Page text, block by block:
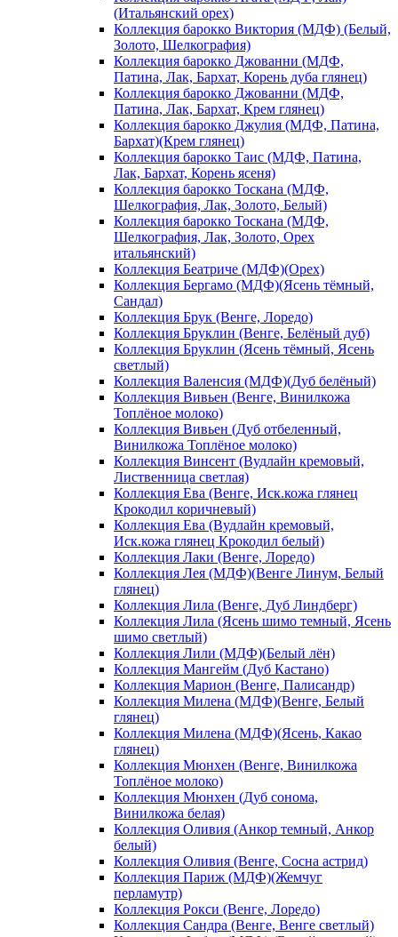
(Итальянский орех)
Коллекция барокко Виктория (МДФ) (Белый,
Золото, Шелкография)
Коллекция барокко Джованни (МДФ,
Патина, Лак, Бархат, Корень дуба глянец)
Коллекция барокко Джованни (МДФ,
Патина, Лак, Бархат, Крем глянец)
Коллекция барокко Джулия (МДФ, Патина,
Бархат)(Крем глянец)
Коллекция барокко Таис (МДФ, Патина,
Лак, Бархат, Корень ясеня)
Коллекция барокко Тоскана (МДФ,
Шелкография, Лак, Золото, Белый)
Коллекция барокко Тоскана (МДФ,
Шелкография, Лак, Золото, Орех
итальянский)
Коллекция Беатриче (МДФ)(Орех)
Коллекция Бергамо (МДФ)(Ясень тёмный,
Сандал)
Коллекция Брук (Венге, Лоредо)
Коллекция Бруклин (Венге, Белёный дуб)
Коллекция Бруклин (Ясень тёмный, Ясень
светлый)
Коллекция Валенсия (МДФ)(Дуб белёный)
Коллекция Вивьен (Венге, Винилкожа
Топлёное молоко)
Коллекция Вивьен (Дуб отбеленный,
Винилкожа Топлёное молоко)
Коллекция Винсент (Вудлайн кремовый,
Лиственница светлая)
Коллекция Ева (Венге, Иск.кожа глянец
Крокодил коричневый)
Коллекция Ева (Вудлайн кремовый,
Иск.кожа глянец Крокодил белый)
Коллекция Лаки (Венге, Лоредо)
Коллекция Лея (МДФ)(Венге Линум, Белый
глянец)
Коллекция Лила (Венге, Дуб Линдберг)
Коллекция Лила (Ясень шимо темный, Ясень
шимо светлый)
Коллекция Лили (МДФ)(Белый лён)
Коллекция Мангейм (Дуб Кастано)
Коллекция Марион (Венге, Палисандр)
Коллекция Милена (МДФ)(Венге, Белый
глянец)
Коллекция Милена (МДФ)(Ясень, Какао
глянец)
Коллекция Мюнхен (Венге, Винилкожа
Топлёное молоко)
Коллекция Мюнхен (Дуб сонома,
Винилкожа белая)
Коллекция Оливия (Анкор темный, Анкор
белый)
Коллекция Оливия (Венге, Сосна астрид)
Коллекция Париж (МДФ)(Жемчуг
перламутр)
Коллекция Рокси (Венге, Лоредо)
Коллекция Сандра (Венге, Венге светлый)